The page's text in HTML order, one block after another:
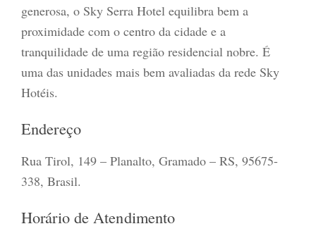
generosa, o Sky Serra Hotel equilibra bem a
proximidade com o centro da cidade e a
tranquilidade de uma região residencial nobre. É
uma das unidades mais bem avaliadas da rede Sky
Hotéis.
Endereço
Rua Tirol, 149 – Planalto, Gramado – RS, 95675-
338, Brasil.
Horário de Atendimento